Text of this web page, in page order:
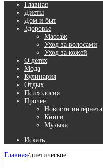
Главная
Диеты
Дом и быт
Здоровье
Массаж
Уход за волосами
Уход за кожей
О детях
Мода
Кулинария
Отдых
Психология
Прочее
Новости интернета
Книги
Музыка
Искать
Главная/диетическое